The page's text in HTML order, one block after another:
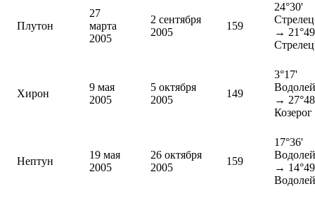
Плутон
27
марта
2005
2 сентября
2005
159
24°30'
Стрелец
→
Стрелец
Хирон
9 мая
2005
5 октября
2005
149
3°17'
Водолей
→
Козерог
Нептун
19 мая
2005
26 октября
2005
159
17°36'
Водолей
→
Водолей